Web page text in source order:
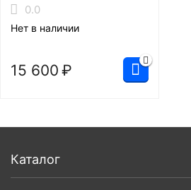
0.0
Нет в наличии
15 600 ₽
Каталог